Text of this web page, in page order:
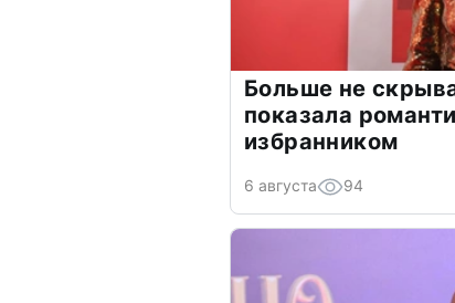
Больше не
показала
избранником
6 августа 94